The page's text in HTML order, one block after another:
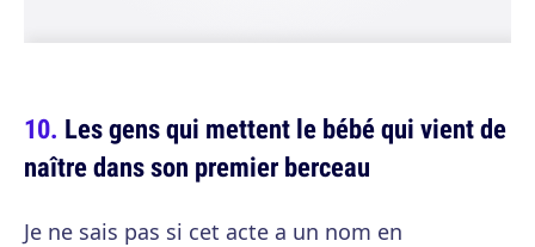
Les gens qui mettent le bébé qui vient de
naître dans son premier berceau
Je ne sais pas si cet acte a un nom en